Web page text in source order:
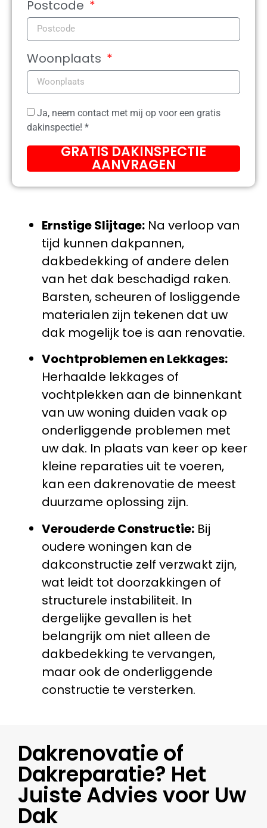
Postcode
Woonplaats
Ja, neem contact met mij op voor een gratis
dakinspectie! *
GRATIS DAKINSPECTIE
AANVRAGEN
Ernstige Slijtage: Na verloop van
tijd kunnen dakpannen,
dakbedekking of andere delen
van het dak beschadigd raken.
Barsten, scheuren of losliggende
materialen zijn tekenen dat uw
dak mogelijk toe is aan renovatie.
Vochtproblemen en Lekkages:
Herhaalde lekkages of
vochtplekken aan de binnenkant
van uw woning duiden vaak op
onderliggende problemen met
uw dak. In plaats van keer op keer
kleine reparaties uit te voeren,
kan een dakrenovatie de meest
duurzame oplossing zijn.
Verouderde Constructie: Bij
oudere woningen kan de
dakconstructie zelf verzwakt zijn,
wat leidt tot doorzakkingen of
structurele instabiliteit. In
dergelijke gevallen is het
belangrijk om niet alleen de
dakbedekking te vervangen,
maar ook de onderliggende
constructie te versterken.
Dakrenovatie of
Dakreparatie? Het
Juiste Advies voor Uw
Dak